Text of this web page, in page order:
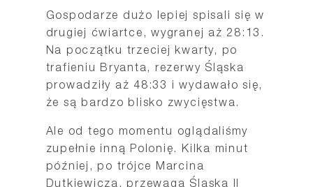
Gospodarze dużo lepiej spisali się w
drugiej ćwiartce, wygranej aż 28:13.
Na początku trzeciej kwarty, po
trafieniu Bryanta, rezerwy Śląska
prowadziły aż 48:33 i wydawało się,
że są bardzo blisko zwycięstwa.
Ale od tego momentu oglądaliśmy
zupełnie inną Polonię. Kilka minut
później, po trójce Marcina